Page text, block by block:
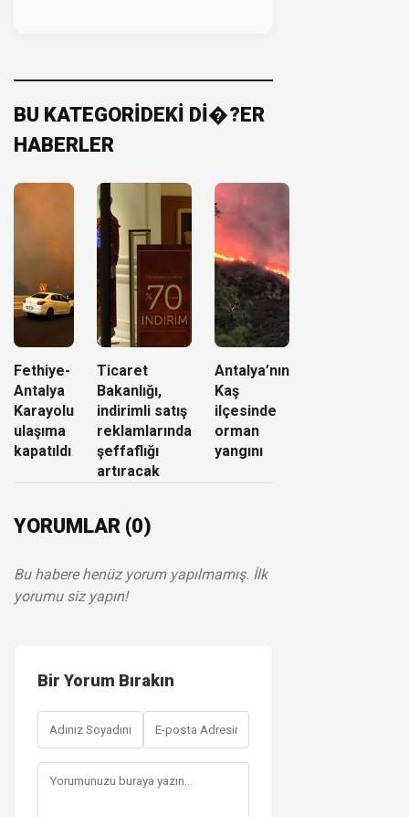
BU KATEGORİDEKİ Dİ�?ER
HABERLER
Fethiye-
Antalya
Karayolu
ulaşıma
kapatıldı
Ticaret
Bakanlığı,
indirimli satış
reklamlarında
şeffaflığı
artıracak
Antalya’nın
Kaş
ilçesinde
orman
yangını
YORUMLAR (0)
Bu habere henüz yorum yapılmamış. İlk
yorumu siz yapın!
Bir Yorum Bırakın